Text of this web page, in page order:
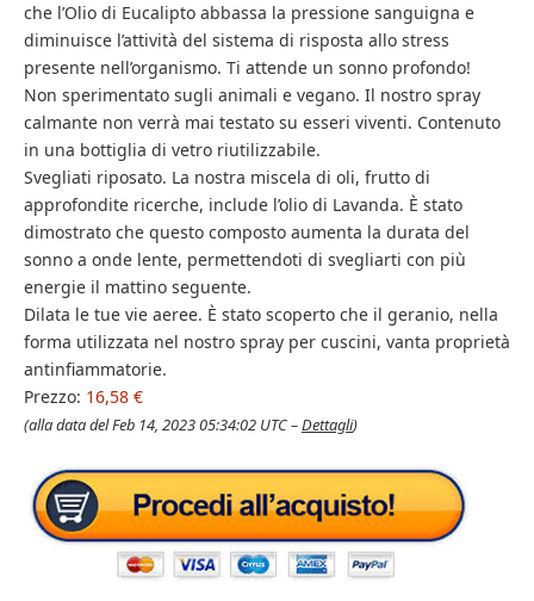
che l’Olio di Eucalipto abbassa la pressione sanguigna e
diminuisce l’attività del sistema di risposta allo stress
presente nell’organismo. Ti attende un sonno profondo!
Non sperimentato sugli animali e vegano. Il nostro spray
calmante non verrà mai testato su esseri viventi. Contenuto
in una bottiglia di vetro riutilizzabile.
Svegliati riposato. La nostra miscela di oli, frutto di
approfondite ricerche, include l’olio di Lavanda. È stato
dimostrato che questo composto aumenta la durata del
sonno a onde lente, permettendoti di svegliarti con più
energie il mattino seguente.
Dilata le tue vie aeree. È stato scoperto che il geranio, nella
forma utilizzata nel nostro spray per cuscini, vanta proprietà
antinfiammatorie.
Prezzo: 16,58 €
(alla data del Feb 14, 2023 05:34:02 UTC –Dettagli)